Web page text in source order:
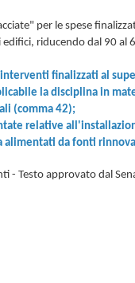
per le spese
riducendo dal 90 al
finalizzati al
la disciplina in
(comma 42);
relative
da fonti
- Testo approvato dal